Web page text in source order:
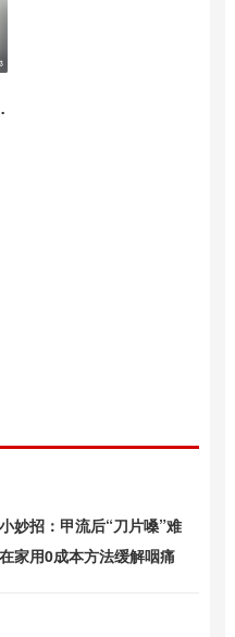
妙招：甲流后“刀片嗓”难
家用0成本方法缓解咽痛